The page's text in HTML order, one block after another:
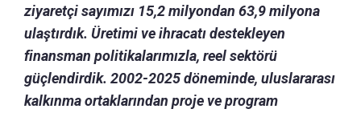
ziyaretçi sayımızı 15,2 milyondan 63,9 milyona
ulaştırdık. Üretimi ve ihracatı destekleyen
finansman politikalarımızla, reel sektörü
güçlendirdik. 2002-2025 döneminde, uluslararası
kalkınma ortaklarından proje ve program